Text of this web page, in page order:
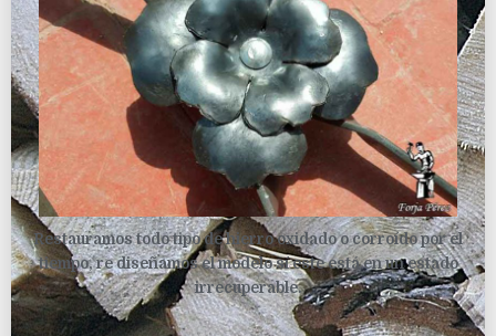
Restauramos todo tipo de hierro oxidado o corroído por el
tiempo, re diseñamos el modelo sí este está en un estado
irrecuperable.